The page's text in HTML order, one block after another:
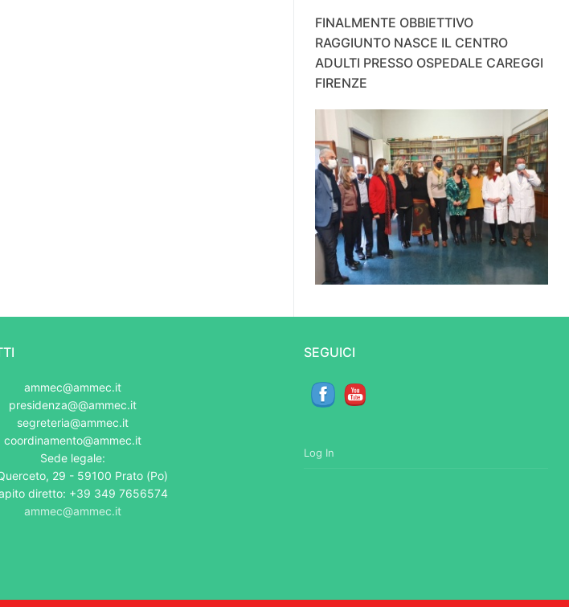
FINALMENTE OBBIETTIVO
RAGGIUNTO NASCE IL CENTRO
ADULTI PRESSO OSPEDALE CAREGGI
FIRENZE
ammec@ammec.it
presidenza@@ammec.it
segreteria@ammec.it
coordinamento@ammec.it
Sede legale:
29 - 59100 Prato (Po)
diretto: +39 349 7656574
ammec@ammec.it
SEGUICI
Log In